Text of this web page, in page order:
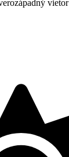
vietor